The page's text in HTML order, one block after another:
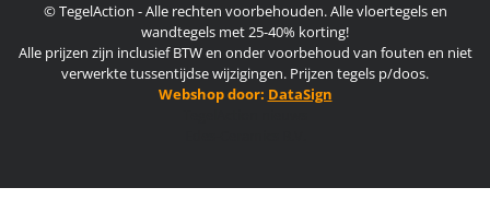
© TegelAction - Alle rechten voorbehouden. Alle vloertegels en
wandtegels met 25-40% korting!
Alle prijzen zijn inclusief BTW en onder voorbehoud van fouten en niet
verwerkte tussentijdse wijzigingen. Prijzen tegels p/doos.
Webshop door: DataSign